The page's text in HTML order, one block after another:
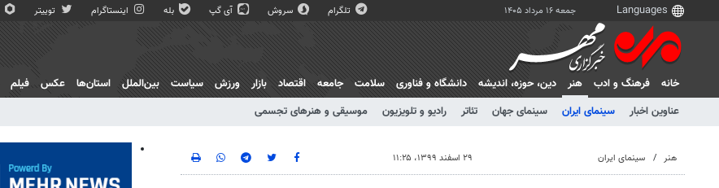
جمعه ۱۶ مرداد ۱۴۰۵ تلگرام سروش آی گپ بله اینستاگرام توییتر
خانه فرهنگ و ادب
هنر
عناوین اخبار
سینمای ایران سینمای جهان تئاتر رادیو و تلویزیون موسیقی و هنرهای تجسمی
دين، حوزه، انديشه دانشگاه و فناوری سلامت جامعه اقتصاد بازار ورزش سیاست بین‌الملل استان‌ها عکس فیلم
هنر سینمای ایران ۲۹ اسفند ۱۳۹۹، ۱۱:۲۵